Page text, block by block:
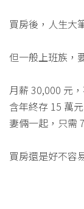
買房後，人生大
但一般上班族，
月薪 30,000 元
含年終存 15 萬
妻倆一起，只需
買房還是好不容